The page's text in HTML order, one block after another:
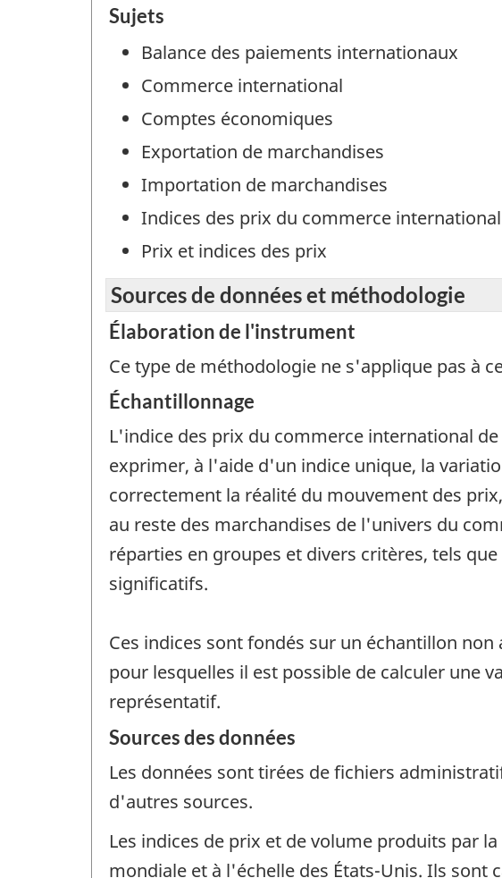
Sujets
Balance des paiements internationaux
Commerce international
Comptes économiques
Exportation de marchandises
Importation de marchandises
Indices des prix du commerce
Prix et indices des prix
Sources de données et méthodologie
Élaboration de l'instrument
Ce type de méthodologie ne s'applique pas à
Échantillonnage
L'indice des prix du commerce international
exprimer, à l'aide d'un indice unique, la
correctement la réalité du mouvement des
au reste des marchandises de l'univers du
réparties en groupes et divers critères, tels
significatifs.
Ces indices sont fondés sur un échantillon
pour lesquelles il est possible de calculer une
représentatif.
Sources des données
Les données sont tirées de fichiers
d'autres sources.
Les indices de prix et de volume produits par
mondiale et à l'échelle des États-Unis. Ils sont